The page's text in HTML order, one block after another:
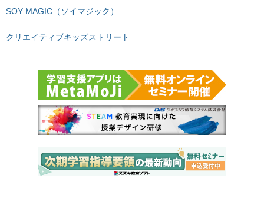
SOY MAGIC（ソイマジック）
クリエイティブキッズストリート